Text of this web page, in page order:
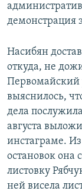
демонстрация
Насибян
откуда, не
Первомайский
выяснилось,
дела
августа
инстаграме. Из
остановок она
листовку
ней висела